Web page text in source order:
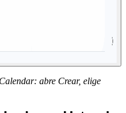
abre Crear, elige